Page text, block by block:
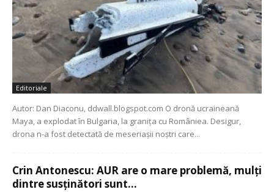
Editoriale
Autor: Dan Diaconu, ddwall.blogspot.com O dronă ucraineană
Maya, a explodat în Bulgaria, la granița cu Româniea. Desigur,
drona n-a fost detectată de meseriașii noștri care...
Crin Antonescu: AUR are o mare problemă, mulți
dintre susținători sunt...